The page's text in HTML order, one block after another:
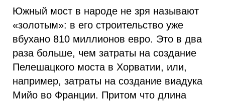
Южный мост в народе не зря называют
«золотым»: в его строительство уже
вбухано 810 миллионов евро. Это в два
раза больше, чем затраты на создание
Пелешацкого моста в Хорватии, или,
например, затраты на создание виадука
Мийо во Франции. Притом что длина